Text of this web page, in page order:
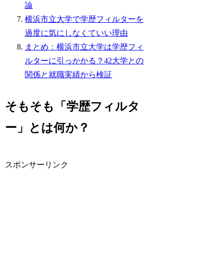
論
横浜市立大学で学歴フィルターを
過度に気にしなくていい理由
まとめ：横浜市立大学は学歴フィ
ルターに引っかかる？42大学との
関係と就職実績から検証
そもそも「学歴フィルタ
ー」とは何か？
スポンサーリンク